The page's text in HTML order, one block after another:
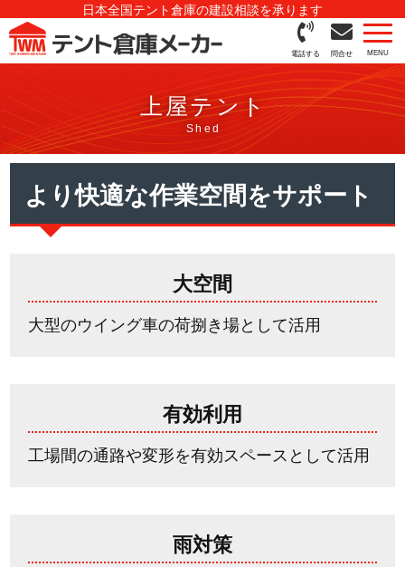
日本全国テント倉庫の建設相談を承ります
電話する 問合せ
上屋テント
より快適な作業空間をサポート
大空間
大型のウイング車の荷捌き場として活用
有効利用
工場間の通路や変形を有効スペースとして活用
雨対策